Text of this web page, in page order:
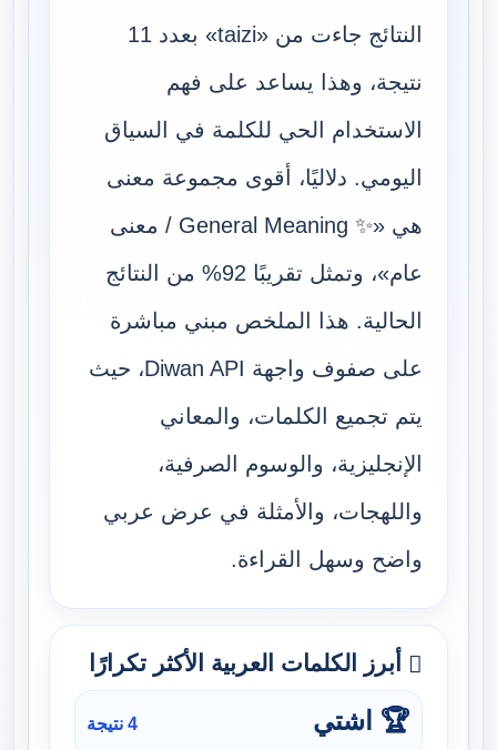
النتائج جاءت من «taizi» بعدد 11
نتيجة، وهذا يساعد على فهم
الاستخدام الحي للكلمة في السياق
اليومي. دلاليًا، أقوى مجموعة معنى
هي «✨ General Meaning / معنى
عام»، وتمثل تقريبًا 92% من النتائج
الحالية. هذا الملخص مبني مباشرة
على صفوف واجهة Diwan API، حيث
يتم تجميع الكلمات، والمعاني
الإنجليزية، والوسوم الصرفية،
واللهجات، والأمثلة في عرض عربي
واضح وسهل القراءة.
أبرز الكلمات العربية الأكثر تكرارًا
🏆 اشتي 4 نتيجة